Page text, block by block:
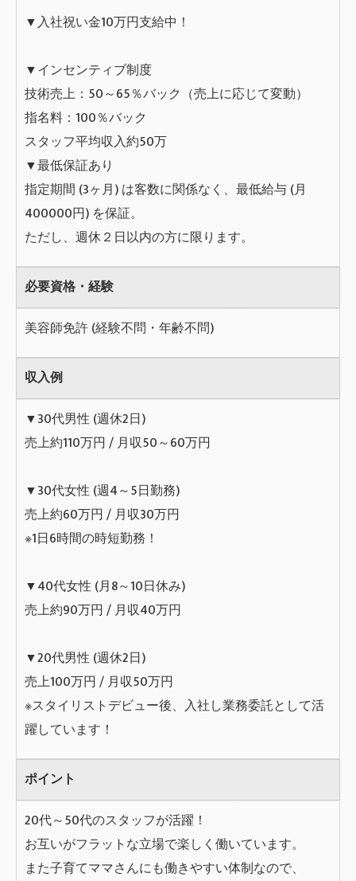
▼入社祝い金10万円支給中！
▼インセンティブ制度
技術売上：50～65％バック（売上に応じて変動）
指名料：100％バック
スタッフ平均収入約50万
▼最低保証あり
指定期間 (3ヶ月) は客数に関係なく、最低給与 (月
400000円) を保証。
ただし、週休２日以内の方に限ります。
必要資格・経験
美容師免許 (経験不問・年齢不問)
収入例
▼30代男性 (週休2日)
売上約110万円 / 月収50～60万円
▼30代女性 (週4～5日勤務)
売上約60万円 / 月収30万円
※1日6時間の時短勤務！
▼40代女性 (月8～10日休み)
売上約90万円 / 月収40万円
▼20代男性 (週休2日)
売上100万円 / 月収50万円
※スタイリストデビュー後、入社し業務委託として活
躍しています！
ポイント
20代～50代のスタッフが活躍！
お互いがフラットな立場で楽しく働いています。
また子育てママさんにも働きやすい体制なので、